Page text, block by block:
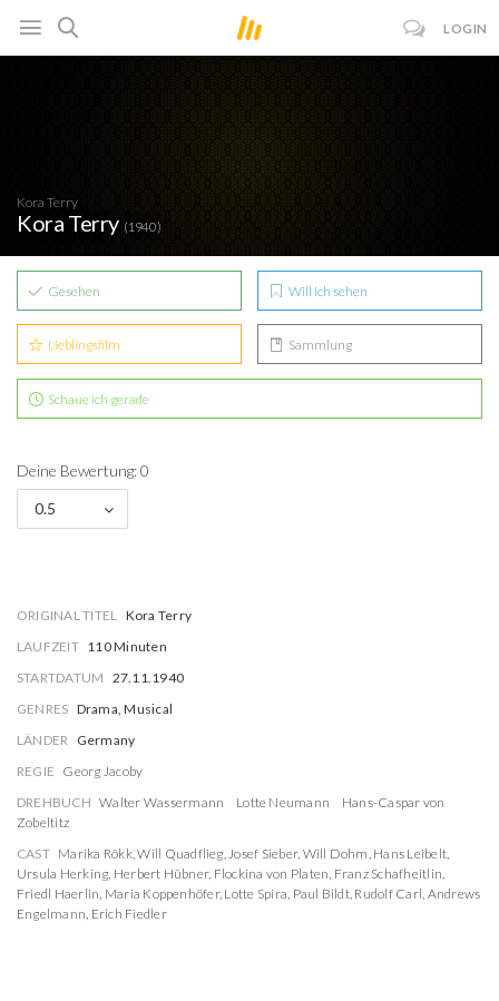
LOGIN
Kora Terry
Kora Terry (1940)
Gesehen Will ich sehen
Lieblingsfilm Sammlung
Schaue ich gerade
Deine Bewertung: 0
0.5
ORIGINAL TITEL Kora Terry
LAUFZEIT 110 Minuten
STARTDATUM 27.11.1940
GENRES Drama, Musical
LÄNDER Germany
REGIE Georg Jacoby
DREHBUCH Walter Wassermann Lotte Neumann
Hans-Caspar von
Zobeltitz
CAST Marika Rökk,Will Quadflieg,Josef Sieber, Will Dohm, Hans Leibelt,
Ursula Herking, Herbert Hübner, Flockina von Platen, Franz Schafheitlin,
Friedl Haerlin, Maria Koppenhöfer, Lotte Spira, Paul Bildt, Rudolf Carl, Andrews
Engelmann, Erich Fiedler